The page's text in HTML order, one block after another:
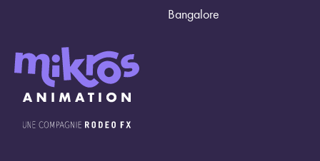
Bangalore